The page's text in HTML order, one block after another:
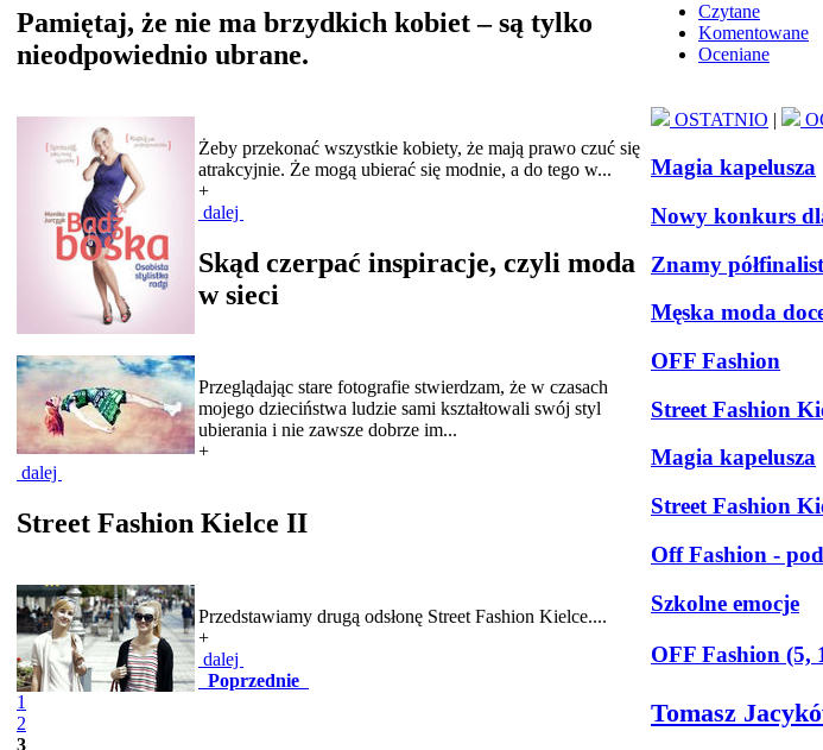
Pamiętaj, że nie ma brzydkich kobiet – są tylko
nieodpowiednio ubrane.
Żeby przekonać wszystkie kobiety, że mają prawo czuć się
atrakcyjnie. Że mogą ubierać się modnie, a do tego w...
+
dalej
Skąd czerpać inspiracje, czyli moda
w sieci
Przeglądając stare fotografie stwierdzam, że w czasach
mojego dzieciństwa ludzie sami kształtowali swój styl
ubierania i nie zawsze dobrze im...
+
dalej
Street Fashion Kielce II
Przedstawiamy drugą odsłonę Street Fashion Kielce....
+
dalej
Poprzednie
1
2
3
Czytane
Komentowane
Oceniane
OSTATNIO |
Magia kapelusza
Nowy konkurs
Znamy
Męska moda
OFF Fashion
Street Fashion
Magia kapelusza
Street Fashion
Off Fashion -
Szkolne emocje
OFF Fashion
Tomasz